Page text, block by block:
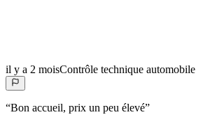
il y a 2 moisContrôle technique automobile
“Bon accueil, prix un peu élevé”